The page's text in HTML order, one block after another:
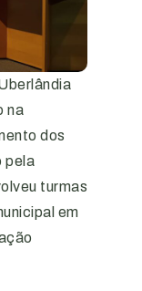
na
dos
pela
turmas
em